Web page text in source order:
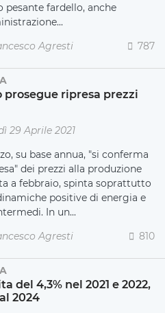
pesante fardello, anche
Agresti
787
ripresa prezzi
29 Aprile 2021
su base annua, "si conferma
dei prezzi alla produzione
a febbraio, spinta soprattutto
positive di energia e
In un...
Agresti
810
del 4,3% nel 2021 e 2022,
2024